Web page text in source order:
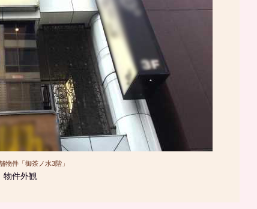
物件「御茶ノ水3階」
物件外観